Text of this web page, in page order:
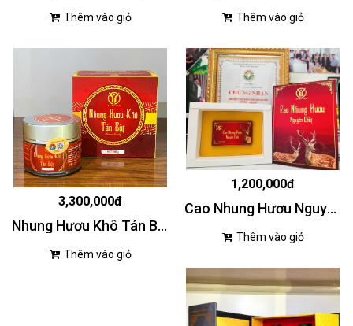
Thêm vào giỏ Thêm vào giỏ
3,300,000đ
Nhung Hươu Khô Tán Bột Chiến Sơn 50g
Thêm vào giỏ
1,200,000đ
Cao Nhung Hươu Nguyên Chất
Thêm vào giỏ